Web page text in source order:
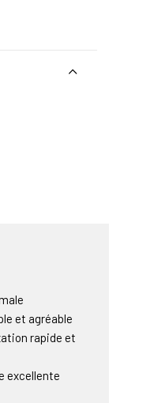
et agréable
rapide et
excellente